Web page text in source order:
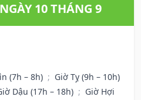
10 THÁNG 9
(7h – 8h) ; Giờ Tỵ (9h – 10h)
Dậu (17h – 18h) ; Giờ Hợi